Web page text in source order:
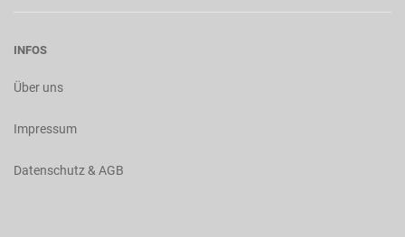
INFOS
Über uns
Impressum
Datenschutz & AGB